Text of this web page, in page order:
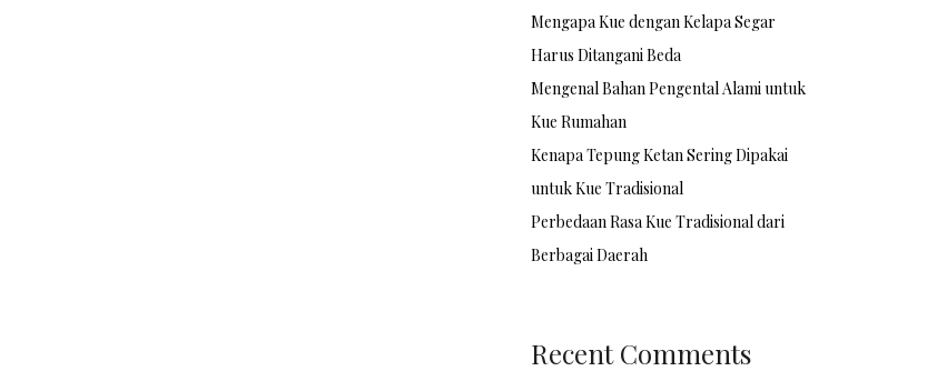
Mengapa Kue dengan Kelapa Segar
Harus Ditangani Beda
Mengenal Bahan Pengental Alami untuk
Kue Rumahan
Kenapa Tepung Ketan Sering Dipakai
untuk Kue Tradisional
Perbedaan Rasa Kue Tradisional dari
Berbagai Daerah
Recent Comments